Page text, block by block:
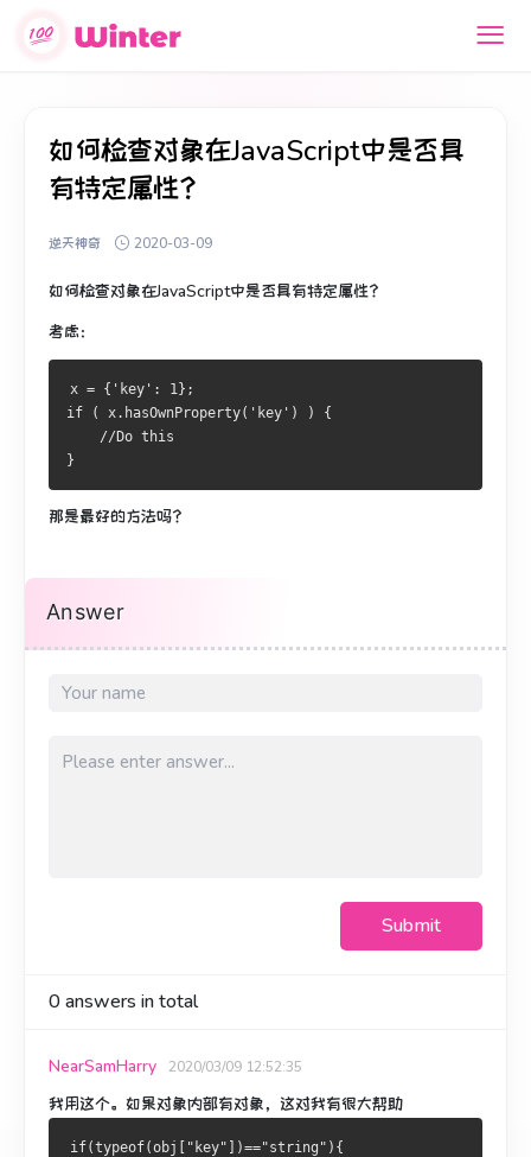
如何检查对象在JavaScript中是否具
有特定属性？
逆天神奇 2020-03-09
如何检查对象在JavaScript中是否具有特定属性？
考虑：
x = {'key': 1};
if ( x.hasOwnProperty('key') ) {
    //Do this
}
那是最好的方法吗？
Answer
Submit
0answers in total
NearSamHarry 2020/03/09 12:52:35
我用这个。 如果对象内部有对象，这对我有很大帮助
if(typeof(obj["key"])=="string"){